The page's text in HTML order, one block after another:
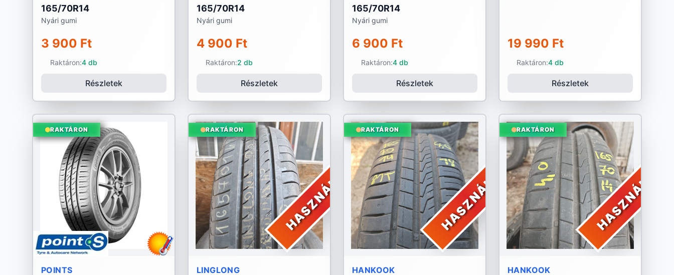
165/70R14
Nyári gumi
3 900 Ft
Raktáron:4 db
Részletek
165/70R14
Nyári gumi
4 900 Ft
Raktáron:2 db
Részletek
165/70R14
Nyári gumi
6 900 Ft
Raktáron:4 db
Részletek
19 990 Ft
Raktáron:4 db
Részletek
RAKTÁRON
POINTS
HASZNÁLT
RAKTÁRON
LINGLONG
HASZNÁLT
RAKTÁRON
HANKOOK
HASZNÁLT
RAKTÁRON
HANKOOK